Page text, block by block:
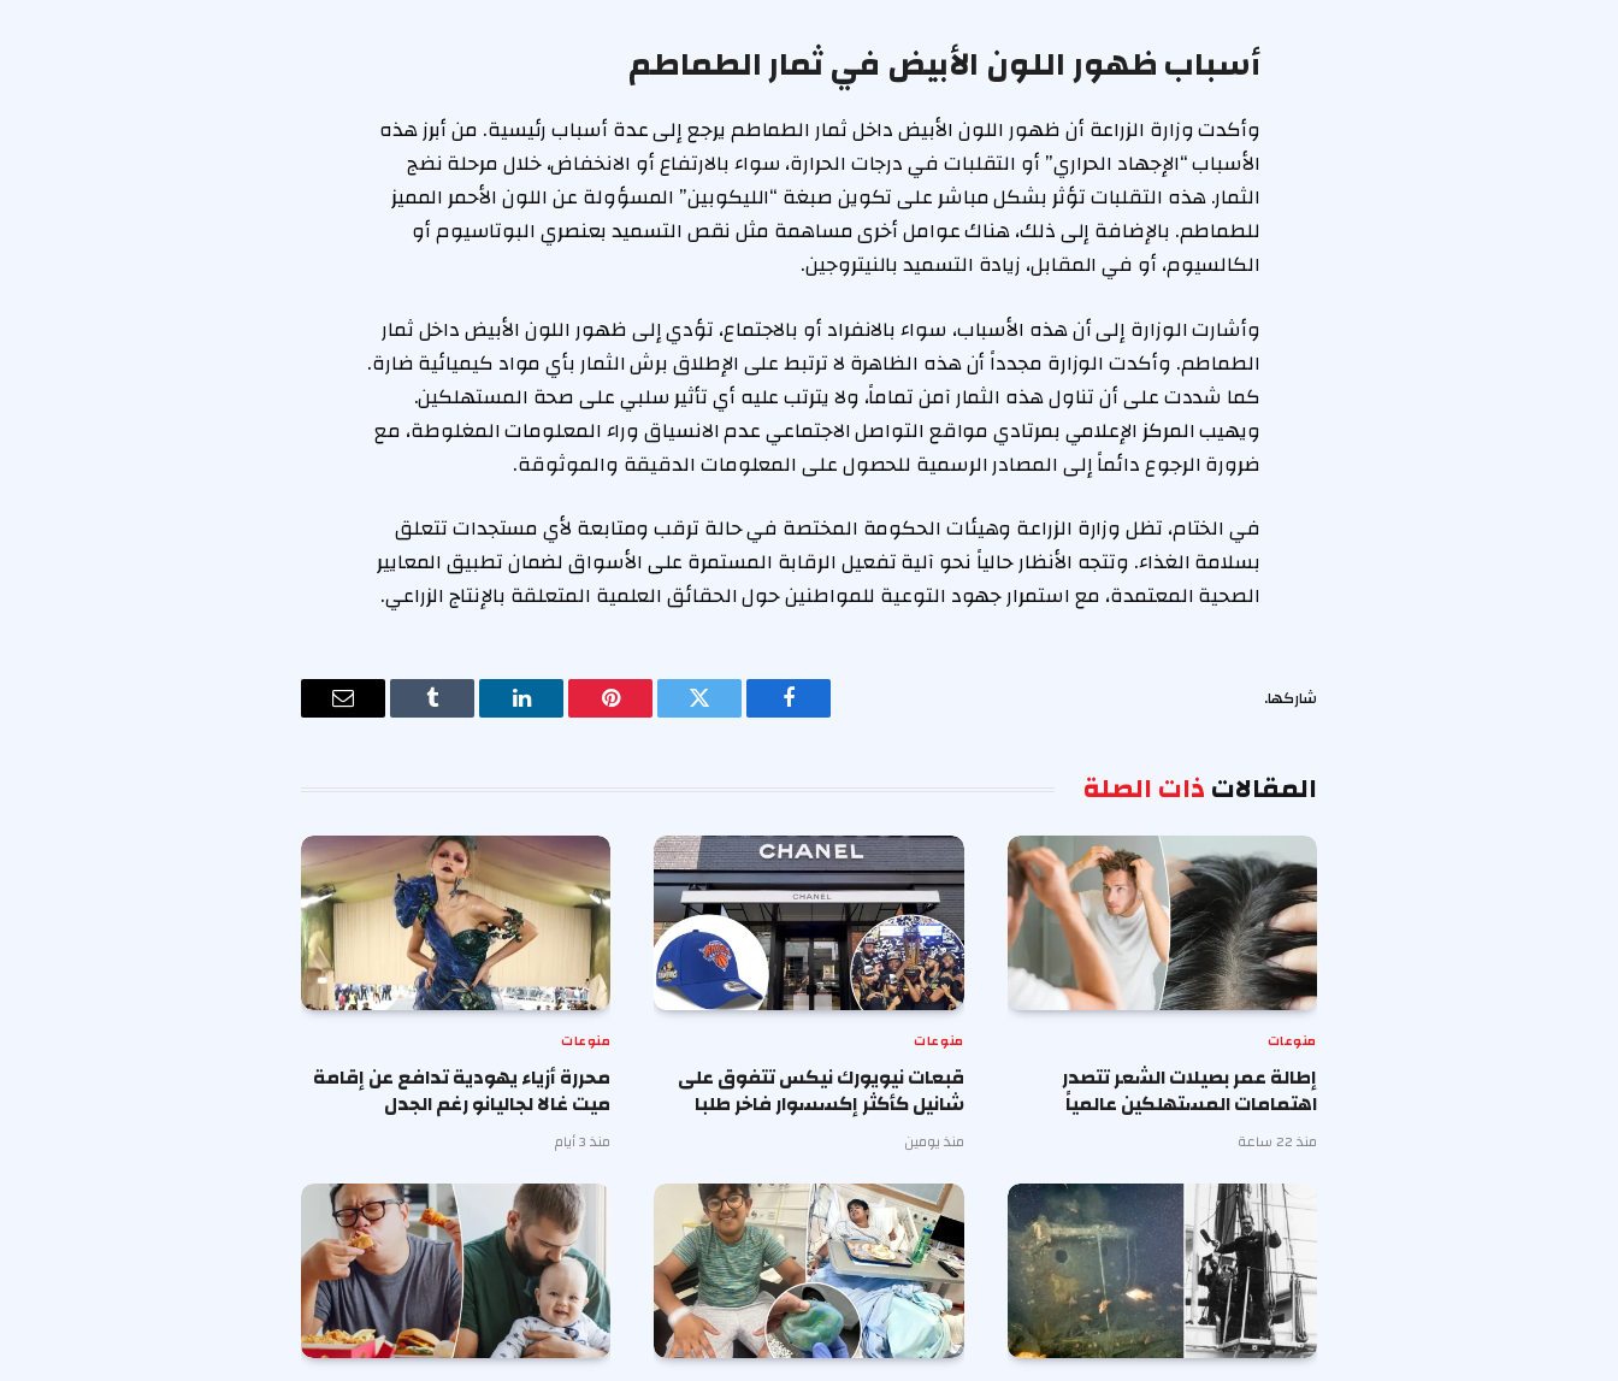
أسباب ظهور اللون الأبيض في ثمار الطماطم
وأكدت وزارة الزراعة أن ظهور اللون الأبيض داخل ثمار الطماطم يرجع إلى عدة أسباب رئيسية. من أبرز هذه
الأسباب “الإجهاد الحراري” أو التقلبات في درجات الحرارة، سواء بالارتفاع أو الانخفاض، خلال مرحلة نضج
الثمار. هذه التقلبات تؤثر بشكل مباشر على تكوين صبغة “الليكوبين” المسؤولة عن اللون الأحمر المميز
للطماطم. بالإضافة إلى ذلك، هناك عوامل أخرى مساهمة مثل نقص التسميد بعنصري البوتاسيوم أو
الكالسيوم، أو في المقابل، زيادة التسميد بالنيتروجين.
وأشارت الوزارة إلى أن هذه الأسباب، سواء بالانفراد أو بالاجتماع، تؤدي إلى ظهور اللون الأبيض داخل ثمار
الطماطم. وأكدت الوزارة مجدداً أن هذه الظاهرة لا ترتبط على الإطلاق برش الثمار بأي مواد كيميائية ضارة.
كما شددت على أن تناول هذه الثمار آمن تماماً، ولا يترتب عليه أي تأثير سلبي على صحة المستهلكين.
ويهيب المركز الإعلامي بمرتادي مواقع التواصل الاجتماعي عدم الانسياق وراء المعلومات المغلوطة، مع
ضرورة الرجوع دائماً إلى المصادر الرسمية للحصول على المعلومات الدقيقة والموثوقة.
في الختام، تظل وزارة الزراعة وهيئات الحكومة المختصة في حالة ترقب ومتابعة لأي مستجدات تتعلق
بسلامة الغذاء. وتتجه الأنظار حالياً نحو آلية تفعيل الرقابة المستمرة على الأسواق لضمان تطبيق المعايير
الصحية المعتمدة، مع استمرار جهود التوعية للمواطنين حول الحقائق العلمية المتعلقة بالإنتاج الزراعي.
شاركها.
فيسبوك تويتر بينتيريستلينكدإن Tumblr
البريد
المقالاتذات الصلة
منوعات
إطالة عمر بصيلات الشعر تتصدر
اهتمامات المستهلكين عالمياً
منذ 22 ساعة
منوعات
قبعات نيويورك نيكس تتفوق على
شانيل كأكثر إكسسوار فاخر طلبا
منذ يومين
منوعات
محررة أزياء يهودية تدافع عن إقامة
ميت غالا لجاليانو رغم الجدل
منذ 3 أيام